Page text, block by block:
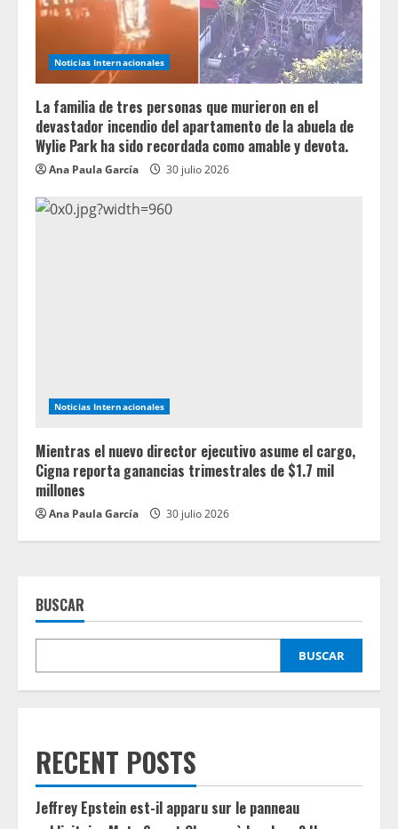
Noticias Internacionales
La familia de tres personas que murieron en el
devastador incendio del apartamento de la abuela de
Wylie Park ha sido recordada como amable y devota.
Ana Paula García 30 julio 2026
Noticias Internacionales
Mientras el nuevo director ejecutivo asume el cargo,
Cigna reporta ganancias trimestrales de $1.7 mil
millones
Ana Paula García 30 julio 2026
BUSCAR
BUSCAR
RECENT POSTS
Jeffrey Epstein est-il apparu sur le panneau